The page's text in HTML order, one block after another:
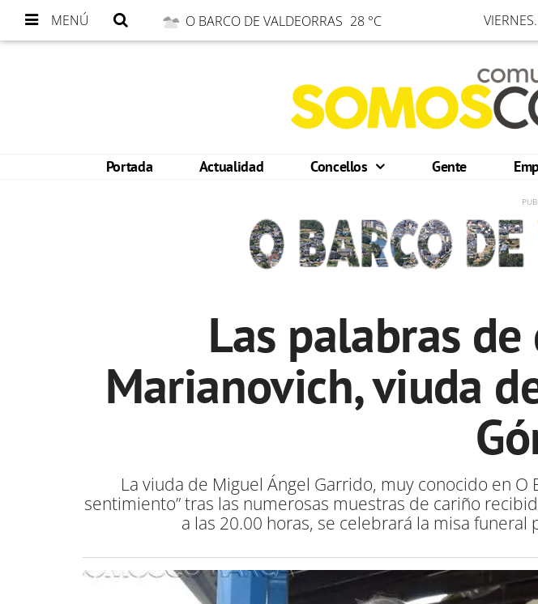
MENÚ O BARCO DE VALDEORRAS 28 °C
Portada Actualidad Concellos Gente
Las palabras
Marianovich, viuda
La viuda de Miguel Ángel Garrido, muy conocido en
sentimiento” tras las numerosas muestras de cariño
a las 20.00 horas, se celebrará la misa